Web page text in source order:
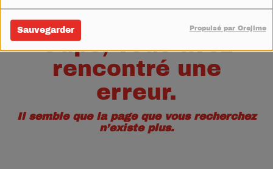
Sauvegarder Propulsé par Orejime
Oups, vous avez
rencontré une
erreur.
Il semble que la page que vous recherchez
n’existe plus.